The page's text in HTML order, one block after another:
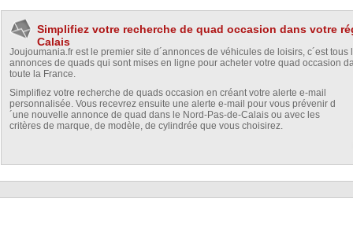
Simplifiez votre recherche de quad occasion dans votre
Calais
Joujoumania.fr est le premier site d´annonces de véhicules de loisirs, c´est
annonces de quads qui sont mises en ligne pour acheter votre quad occasion
toute la France.
Simplifiez votre recherche de quads occasion en créant votre alerte e-mail
personnalisée. Vous recevrez ensuite une alerte e-mail pour vous prévenir d
´une nouvelle annonce de quad dans le Nord-Pas-de-Calais ou avec les
critères de marque, de modèle, de cylindrée que vous choisirez.